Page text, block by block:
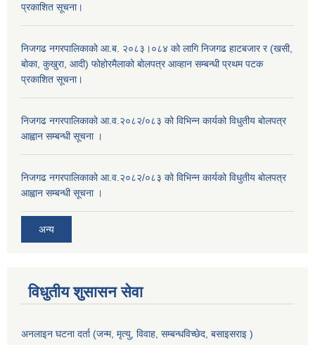
प्रकाशित सूचना।
निजगढ नगरपालिकाको आ.ब. २०८३।०८४ को लागि निजगढ हाटबजार र (खसी,
बोका, कुखुरा, आदी) फोहोरमैलाको बोलपत्र आव्हान सम्बन्धी प्रथम पटक
प्रकाशित सूचना।
निजगढ नगरपालिकाको आ.व.२०८२/०८३ को विभिन्न कार्यको विधुतीय बोलपत्र
आह्वान सम्बन्धी सूचना ।
निजगढ नगरपालिकाको आ.व.२०८२/०८३ को विभिन्न कार्यको विधुतीय बोलपत्र
आह्वान सम्बन्धी सूचना ।
अन्य
विधुतीय शुसासन सेवा
अनलाइन घटना दर्ता (जन्म, मृत्यु, विवाह, सम्बन्धविच्छेद, बसाइसराइ )